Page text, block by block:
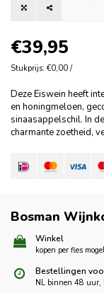
€39,95
Stukprijs: €0,00 /
Deze Eiswein heeft
en honingmeloen,
sinaasappelschil. In
charmante zoetheid,
Bosman
Winkel
kopen per fles
Bestellingen
NL binnen 48 uur,